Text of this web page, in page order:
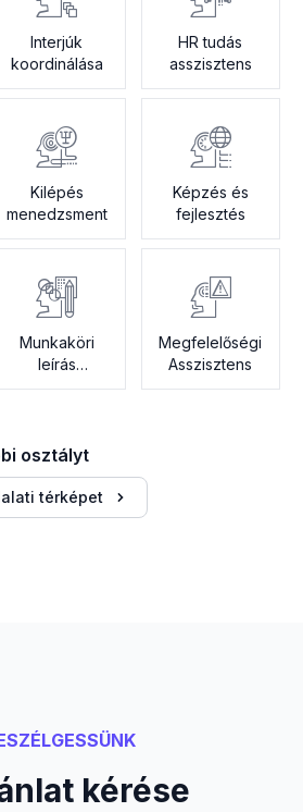
Interjúk
koordinálása
HR tudás
asszisztens
Kilépés
menedzsment
Képzés és
fejlesztés
Munkaköri
leírás
generátor
Megfelelőségi
Asszisztens
osztályt
térképet
kérése